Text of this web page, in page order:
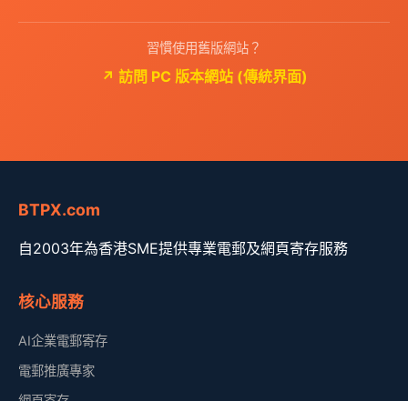
習慣使用舊版網站？
↗ 訪問 PC 版本網站 (傳統界面)
BTPX.com
自2003年為香港SME提供專業電郵及網頁寄存服務
核心服務
AI企業電郵寄存
電郵推廣專家